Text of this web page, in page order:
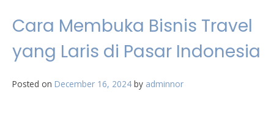
Cara Membuka Bisnis Travel
yang Laris di Pasar Indonesia
Posted on December 16, 2024 by adminnor